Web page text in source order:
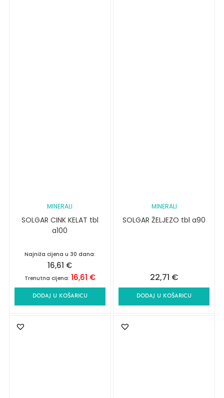
MINERALI
SOLGAR CINK KELAT tbl
a100
Najniža cijena u 30 dana:
16,61 €
Trenutna cijena: 16,61 €
DODAJ U KOŠARICU
MINERALI
SOLGAR ŽELJEZO tbl a90
22,71 €
DODAJ U KOŠARICU